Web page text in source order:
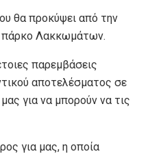
θα προκύψει από την
πάρκο Λακκωμάτων.
παρεμβάσεις
αποτελέσματος σε
για να μπορούν να τις
για μας, η οποία